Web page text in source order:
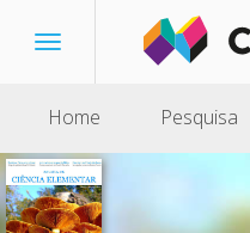
Toggle
Home Pesquisa